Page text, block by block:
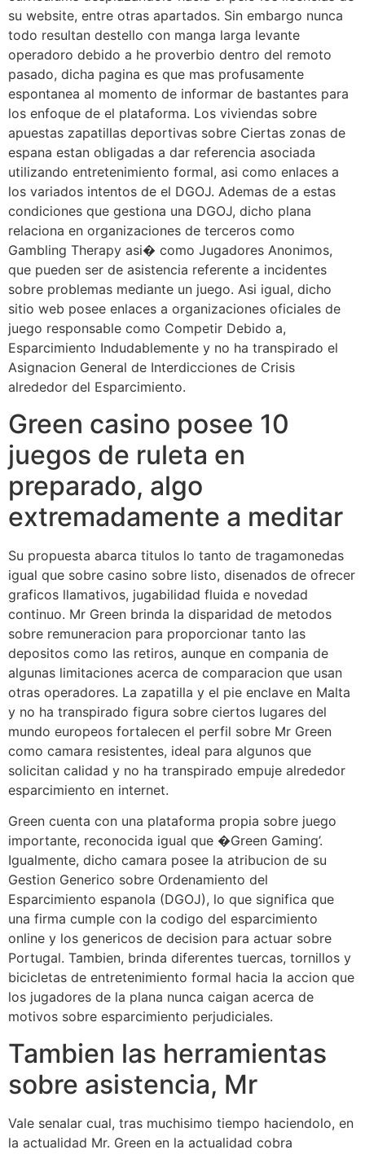
su website, entre otras apartados. Sin embargo nunca
todo resultan destello con manga larga levante
operadoro debido a he proverbio dentro del remoto
pasado, dicha pagina es que mas profusamente
espontanea al momento de informar de bastantes para
los enfoque de el plataforma. Los viviendas sobre
apuestas zapatillas deportivas sobre Ciertas zonas de
espana estan obligadas a dar referencia asociada
utilizando entretenimiento formal, asi como enlaces a
los variados intentos de el DGOJ. Ademas de a estas
condiciones que gestiona una DGOJ, dicho plana
relaciona en organizaciones de terceros como
Gambling Therapy asi� como Jugadores Anonimos,
que pueden ser de asistencia referente a incidentes
sobre problemas mediante un juego. Asi igual, dicho
sitio web posee enlaces a organizaciones oficiales de
juego responsable como Competir Debido a,
Esparcimiento Indudablemente y no ha transpirado el
Asignacion General de Interdicciones de Crisis
alrededor del Esparcimiento.
Green casino posee 10
juegos de ruleta en
preparado, algo
extremadamente a meditar
Su propuesta abarca titulos lo tanto de tragamonedas
igual que sobre casino sobre listo, disenados de ofrecer
graficos llamativos, jugabilidad fluida e novedad
continuo. Mr Green brinda la disparidad de metodos
sobre remuneracion para proporcionar tanto las
depositos como las retiros, aunque en compania de
algunas limitaciones acerca de comparacion que usan
otras operadores. La zapatilla y el pie enclave en Malta
y no ha transpirado figura sobre ciertos lugares del
mundo europeos fortalecen el perfil sobre Mr Green
como camara resistentes, ideal para algunos que
solicitan calidad y no ha transpirado empuje alrededor
esparcimiento en internet.
Green cuenta con una plataforma propia sobre juego
importante, reconocida igual que �Green Gaming’.
Igualmente, dicho camara posee la atribucion de su
Gestion Generico sobre Ordenamiento del
Esparcimiento espanola (DGOJ), lo que significa que
una firma cumple con la codigo del esparcimiento
online y los genericos de decision para actuar sobre
Portugal. Tambien, brinda diferentes tuercas, tornillos y
bicicletas de entretenimiento formal hacia la accion que
los jugadores de la plana nunca caigan acerca de
motivos sobre esparcimiento perjudiciales.
Tambien las herramientas
sobre asistencia, Mr
Vale senalar cual, tras muchisimo tiempo haciendolo, en
la actualidad Mr. Green en la actualidad cobra